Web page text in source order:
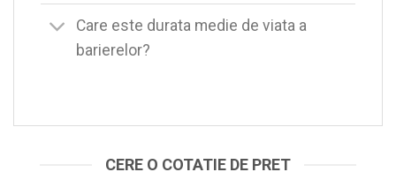
Care este durata medie de viata a
barierelor?
CERE O COTATIE DE PRET